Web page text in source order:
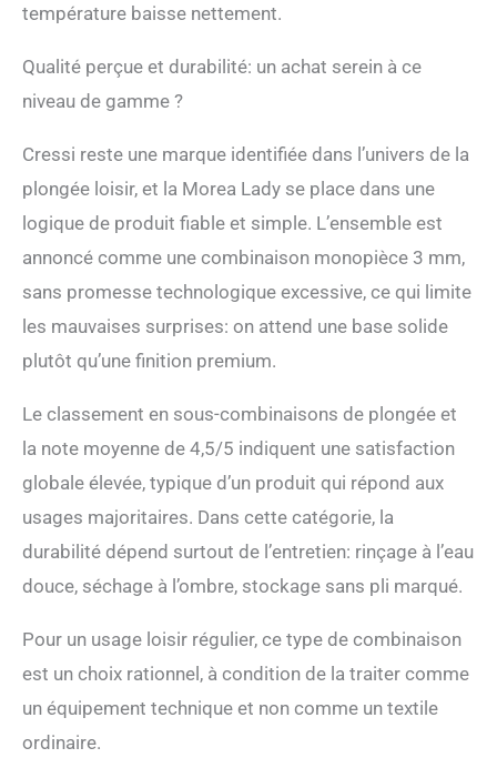
température baisse nettement.
Qualité perçue et durabilité: un achat serein à ce
niveau de gamme ?
Cressi reste une marque identifiée dans l’univers de la
plongée loisir, et la Morea Lady se place dans une
logique de produit fiable et simple. L’ensemble est
annoncé comme une combinaison monopièce 3 mm,
sans promesse technologique excessive, ce qui limite
les mauvaises surprises: on attend une base solide
plutôt qu’une finition premium.
Le classement en sous-combinaisons de plongée et
la note moyenne de 4,5/5 indiquent une satisfaction
globale élevée, typique d’un produit qui répond aux
usages majoritaires. Dans cette catégorie, la
durabilité dépend surtout de l’entretien: rinçage à l’eau
douce, séchage à l’ombre, stockage sans pli marqué.
Pour un usage loisir régulier, ce type de combinaison
est un choix rationnel, à condition de la traiter comme
un équipement technique et non comme un textile
ordinaire.